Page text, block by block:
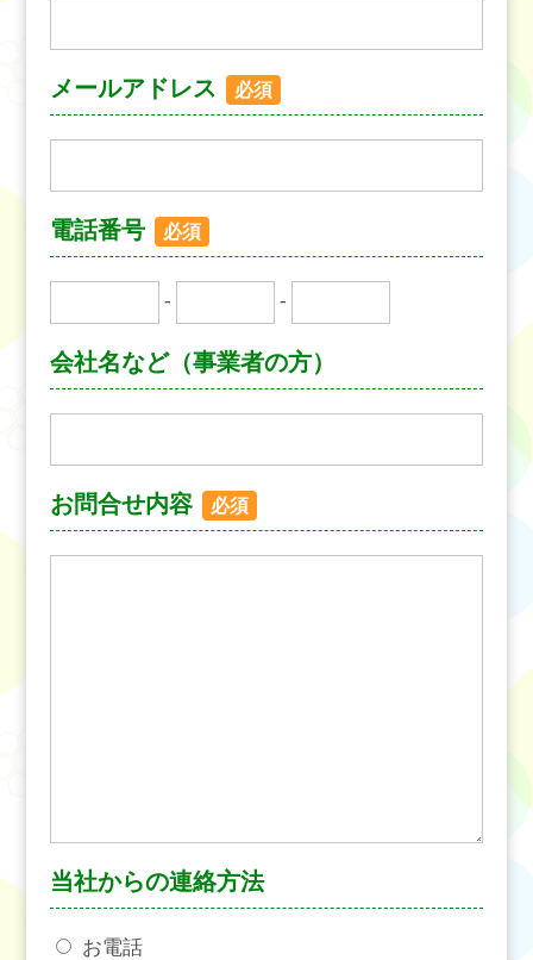
メールアドレス 必須
電話番号 必須
- -
会社名など（事業者の方）
お問合せ内容 必須
当社からの連絡方法
お電話